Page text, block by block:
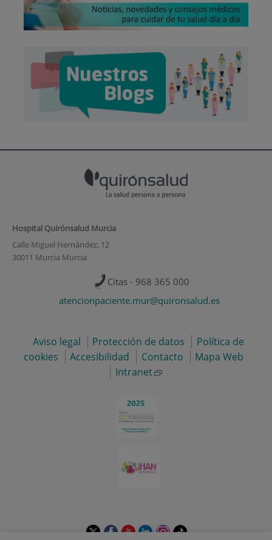
Hospital Quirónsalud Murcia
Calle Miguel Hernández, 12
30011 Murcia Murcia
Citas - 968 365 000
atencionpaciente.mur@quironsalud.es
Aviso legal Protección de datos
Política de
cookies
Accesibilidad Contacto
Mapa Web
Intranet
EsteEsteEsteEsteEsteEnlace